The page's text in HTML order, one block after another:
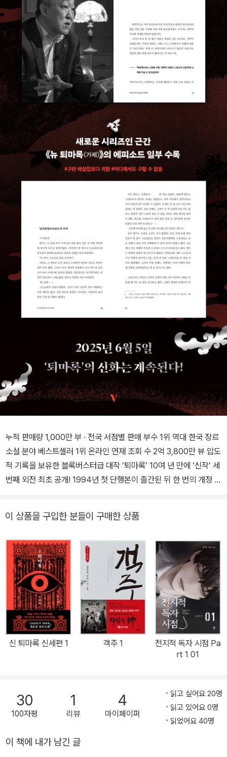
누적 판매량 1,000만 부 · 전국 서점별 판매 부수 1위 역대 한국 장르
소설 분야 베스트셀러 1위 온라인 연재 조회 수 2억 3,800만 뷰 압도
적 기록을 보유한 블록버스터급 대작 ‘퇴마록’ 10여 년 만에 ‘신작’ 세
번째 외전 최초 공개! 1994년 첫 단행본이 출간된 뒤 한 번의 개정 작
독보적 기록을 가진 이우혁 작가의 대표작 ‘퇴마록’ 시리즈가 2025
날’ 등)을 기반으로 제작된 애니메이션 〈퇴마록〉이 2025년 2월 21일
개봉하여 큰 주목을 받은 데 이어, ‘더 이상의 개정은 없다’라고 봐도
무방할 정도로 개연성의 오류를 다시 한번 바로잡고 새롭게 디자인한
‘개정 소장판’ 전권 세트가 독자들을 찾아갈 예정이다. 반가운 소식을
덧붙이자면, 2014년 이후 독자들이 오랫동안 기다려온 ‘신작’ 《퇴마
록 외전3》이 10여 년 만에 최초 공개된다. 새로운 옷을 입고 드디어 1
7권 완전체 형태로 출간될 ‘퇴마록’ 시리즈가 더욱 기다려지는 이유
다. 90년대 최고의 센세이션을 일으킨 시대의 역작 한국형 오컬트 어
기독교, 밀의 종교, 드루이드(주술, 토착 신앙), 무속신앙, 수호령 등
다양한 종교와 사상까지 아우르는 테마로 넓혀 한국형 오컬트라는 새
장르를 개척한 ‘퇴마록’ 시리즈. 방대한 세계관과 서사를 만들어내기
지 않고자 생생하게 살아 숨 쉬는 캐릭터와 긴박감 넘치는 액션 장면
이 상품을 구입한 분들이 구매한 상품
신 퇴마록 신세편 1 객주 1
전지적 독자 시점 Pa
rt 1 01
30
100자평
1
리뷰
4
마이페이퍼
읽고 싶어요 20명
읽고 있어요 0명
읽었어요 40명
이 책에 내가 남긴 글